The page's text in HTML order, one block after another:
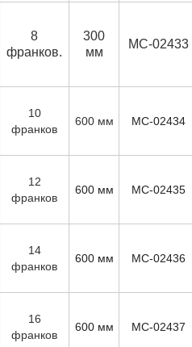
8
франков.
300
мм
MC-02433
10
франков
600 мм MC-02434
12
франков
600 мм MC-02435
14
франков
600 мм MC-02436
16
франков
600 мм MC-02437